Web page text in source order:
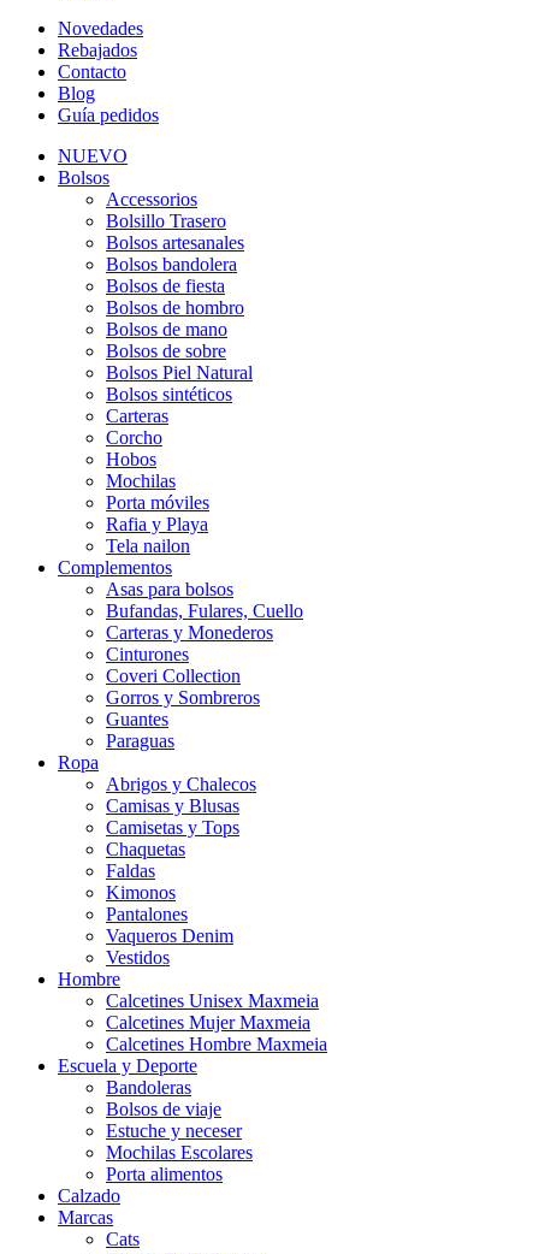
Novedades
Rebajados
Contacto
Blog
Guía pedidos
NUEVO
Bolsos
Accessorios
Bolsillo Trasero
Bolsos artesanales
Bolsos bandolera
Bolsos de fiesta
Bolsos de hombro
Bolsos de mano
Bolsos de sobre
Bolsos Piel Natural
Bolsos sintéticos
Carteras
Corcho
Hobos
Mochilas
Porta móviles
Rafia y Playa
Tela nailon
Complementos
Asas para bolsos
Bufandas, Fulares, Cuello
Carteras y Monederos
Cinturones
Coveri Collection
Gorros y Sombreros
Guantes
Paraguas
Ropa
Abrigos y Chalecos
Camisas y Blusas
Camisetas y Tops
Chaquetas
Faldas
Kimonos
Pantalones
Vaqueros Denim
Vestidos
Hombre
Calcetines Unisex Maxmeia
Calcetines Mujer Maxmeia
Calcetines Hombre Maxmeia
Escuela y Deporte
Bandoleras
Bolsos de viaje
Estuche y neceser
Mochilas Escolares
Porta alimentos
Calzado
Marcas
Cats